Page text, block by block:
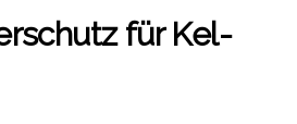
für Kel­